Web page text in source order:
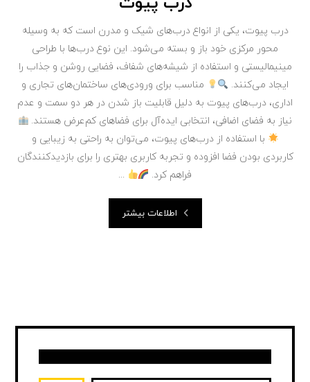
درب پیوت، یکی از انواع درب‌های شیک و مدرن است که به وسیله
محور مرکزی خود باز و بسته می‌شود. این نوع درب‌ها با طراحی
مینیمالیستی و استفاده از شیشه‌های شفاف، فضایی روشن و جذاب را
ایجاد می‌کنند.
مناسب برای ورودی‌های ساختمان‌های تجاری و
اداری، درب‌های پیوت به دلیل قابلیت باز شدن در هر دو سمت و عدم
نیاز به فضای اضافی، انتخابی ایده‌آل برای فضاهای کم‌عرض هستند.
با استفاده از درب‌های پیوت، می‌توان به راحتی به زیبایی و
کاربردی بودن فضا افزوده و تجربه کاربری بهتری را برای بازدیدکنندگان
فراهم کرد.
...
اطلاعات بیشتر